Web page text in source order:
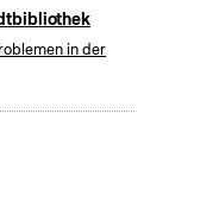
in der